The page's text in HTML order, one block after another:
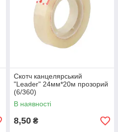
Скотч канцелярський
"Leader" 24мм*20м прозорий
(6/360)
В наявності
8,50 ₴